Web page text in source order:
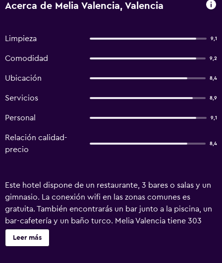
Acerca de Melia Valencia, Valencia
Limpieza 9,1
Comodidad 9,2
Ubicación 8,4
Servicios 8,9
Personal 9,1
Relación calidad-
precio
8,4
Este hotel dispone de un restaurante, 3 bares o salas y un
gimnasio. La conexión wifi en las zonas comunes es
gratuita. También encontrarás un bar junto a la piscina, un
bar-cafetería y un baño turco. Melia Valencia tiene 303
alojamientos. Se ofrece una televisión de pantalla plana
con canales digitales. Los baños están equipados con
Leer más